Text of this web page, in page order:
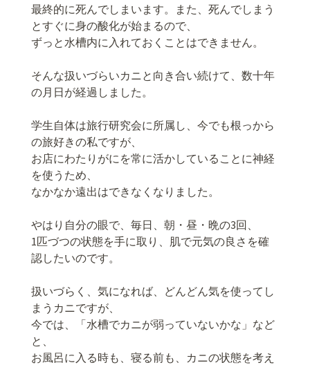
最終的に死んでしまいます。また、死んでしまう
とすぐに身の酸化が始まるので、
ずっと水槽内に入れておくことはできません。
そんな扱いづらいカニと向き合い続けて、数十年
の月日が経過しました。
学生自体は旅行研究会に所属し、今でも根っから
の旅好きの私ですが、
お店にわたりがにを常に活かしていることに神経
を使うため、
なかなか遠出はできなくなりました。
やはり自分の眼で、毎日、朝・昼・晩の3回、
1匹づつの状態を手に取り、肌で元気の良さを確
認したいのです。
扱いづらく、気になれば、どんどん気を使ってし
まうカニですが、
今では、「水槽でカニが弱っていないかな」など
と、
お風呂に入る時も、寝る前も、カニの状態を考え